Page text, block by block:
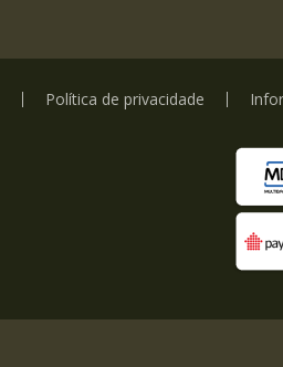
Política de privacidade